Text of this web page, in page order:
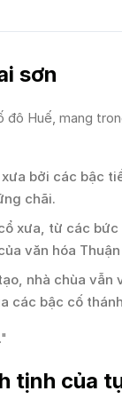
sơn
Huế, mang
bởi các bậc
chãi.
xưa, từ các
văn hóa Thuận
nhà chùa
các bậc cố
tịnh của